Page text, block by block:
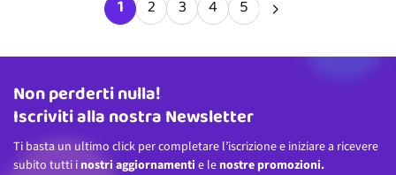
Attualmente stai leggendo la pagina
1 Pagina
2 Pagina
3 Pagina
4 Pagina
5
Indirizzo email
Non perderti nulla!
Iscriviti alla nostra Newsletter
Ti basta un ultimo click per completare l’iscrizione e iniziare a ricevere
subito tutti i nostri aggiornamenti e le nostre promozioni.